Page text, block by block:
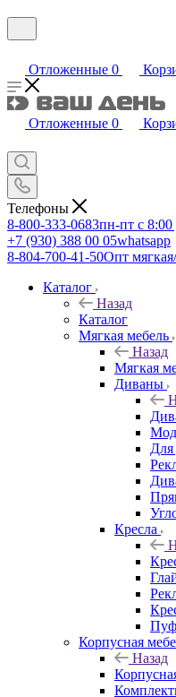
Отложенные 0
Отложенные 0
Телефоны
8-800-333-0683пн-пт с 8:00
+7 (930) 388 00 05whatsapp
8-804-700-41-50Опт
Каталог
Назад
Каталог
Мягкая мебель
Назад
Мягкая
Диваны
Для
Кресла
Корпусная
Назад